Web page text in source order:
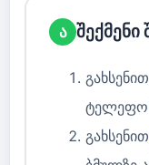
ა შექმენი
გახსენით